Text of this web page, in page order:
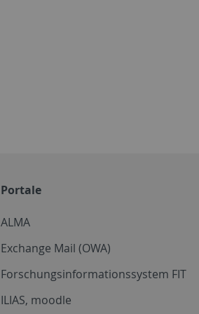
Portale
ALMA
Exchange Mail (OWA)
Forschungsinformationssystem FIT
ILIAS, moodle